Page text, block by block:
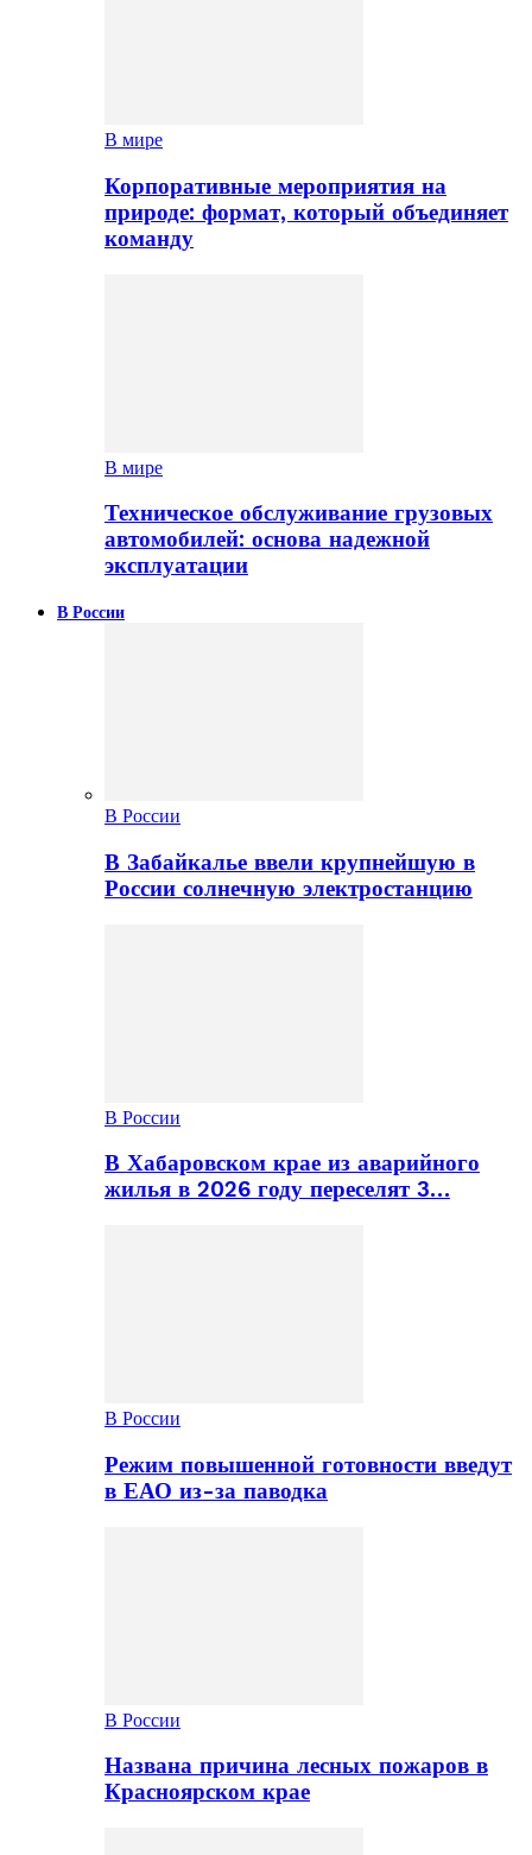
В мире
Корпоративные мероприятия на
природе: формат, который объединяет
команду
В мире
Техническое обслуживание грузовых
автомобилей: основа надежной
эксплуатации
В России
В России
В Забайкалье ввели крупнейшую в
России солнечную электростанцию
В России
В Хабаровском крае из аварийного
жилья в 2026 году переселят 3…
В России
Режим повышенной готовности введут
в ЕАО из-за паводка
В России
Названа причина лесных пожаров в
Красноярском крае